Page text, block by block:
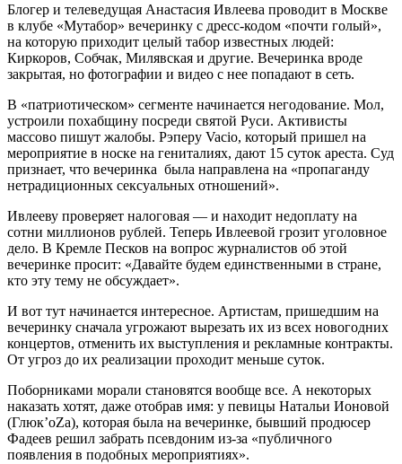
Блогер и телеведущая Анастасия Ивлеева проводит в Москве
в клубе «Мутабор» вечеринку с дресс-кодом «почти голый»,
на которую приходит целый табор известных людей:
Киркоров, Собчак, Милявская и другие. Вечеринка вроде
закрытая, но фотографии и видео с нее попадают в сеть.
В «патриотическом» сегменте начинается негодование. Мол,
устроили похабщину посреди святой Руси. Активисты
массово пишут жалобы. Рэперу Vacio, который пришел на
мероприятие в носке на гениталиях, дают 15 суток ареста. Суд
признает, что вечеринка была направлена на «пропаганду
нетрадиционных сексуальных отношений».
Ивлееву проверяет налоговая — и находит недоплату на
сотни миллионов рублей. Теперь Ивлеевой грозит уголовное
дело. В Кремле Песков на вопрос журналистов об этой
вечеринке просит: «Давайте будем единственными в стране,
кто эту тему не обсуждает».
И вот тут начинается интересное. Артистам, пришедшим на
вечеринку сначала угрожают вырезать их из всех новогодних
концертов, отменить их выступления и рекламные контракты.
От угроз до их реализации проходит меньше суток.
Поборниками морали становятся вообще все. А некоторых
наказать хотят, даже отобрав имя: у певицы Натальи Ионовой
(Глюк’oZа), которая была на вечеринке, бывший продюсер
Фадеев решил забрать псевдоним из-за «публичного
появления в подобных мероприятиях».